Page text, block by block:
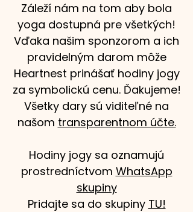
Záleží nám na tom aby bola
yoga dostupná pre všetkých!
Vďaka našim sponzorom a ich
pravidelným darom môže
Heartnest prinášať hodiny jogy
za symbolickú cenu. Ďakujeme!
Všetky dary sú viditeľné na
našom transparentnom účte.
Hodiny jogy sa oznamujú
prostredníctvom WhatsApp
skupiny
Pridajte sa do skupiny TU!